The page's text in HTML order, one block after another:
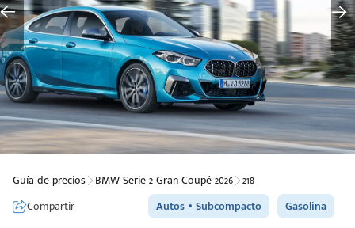
Guía de precios BMW Serie 2 Gran Coupé 2026 218
Compartir
Autos Subcompacto Gasolina